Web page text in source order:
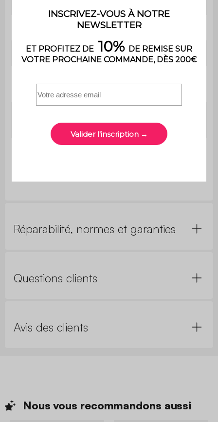
Usage domestique uniquement
Garantie 2 ans
Montage
Réparabilité, normes et garanties
Questions clients
Avis des clients
Nous vous recommandons aussi